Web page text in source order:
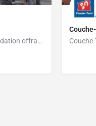
Couche-Tard est un magasin d’accommodation offrant une grande variété de produits pour les gens pressés.…